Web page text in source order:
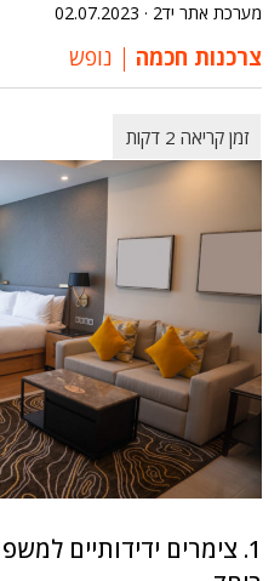
מערכת אתר יד2 · 02.07.2023
צרכנות חכמה נופש
1. צימרים ידידותיים